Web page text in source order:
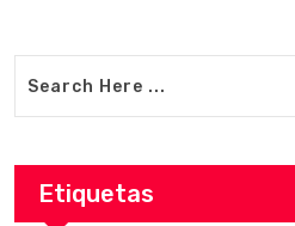
Etiquetas